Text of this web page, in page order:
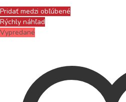
Pridať medzi obľúbené
Rýchly náhľad
Vypredané